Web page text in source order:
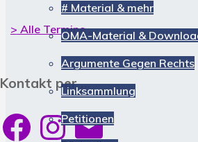
# Material & mehr
OMA-Material &
Argumente Gegen Rechts
Linksammlung
Petitionen
> Alle Termine ...
Kontakt per …
FacebookInstagram
E-
Mail